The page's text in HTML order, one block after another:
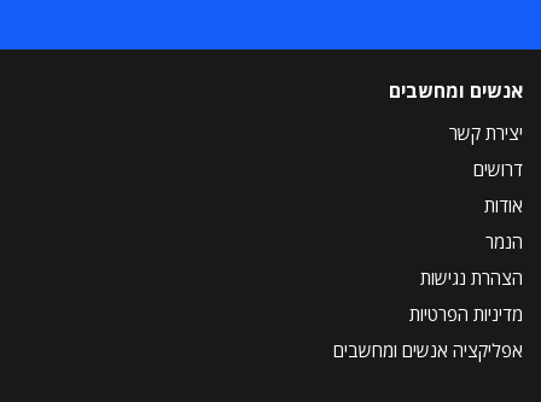
אנשים ומחשבים
יצירת קשר
דרושים
אודות
הנמר
הצהרת נגישות
מדיניות הפרטיות
אפליקציה אנשים ומחשבים